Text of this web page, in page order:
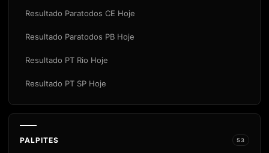
Resultado Paratodos CE Hoje
Resultado Paratodos PB Hoje
Resultado PT Rio Hoje
Resultado PT SP Hoje
PALPITES 53